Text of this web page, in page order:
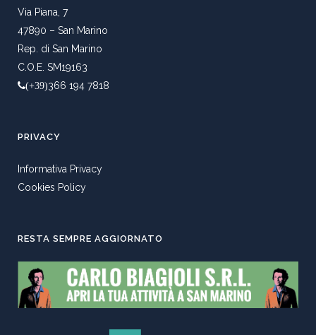
Via Piana, 7
47890 – San Marino
Rep. di San Marino
C.O.E. SM19163
(+39)366 194 7818
PRIVACY
Informativa Privacy
Cookies Policy
RESTA SEMPRE AGGIORNATO